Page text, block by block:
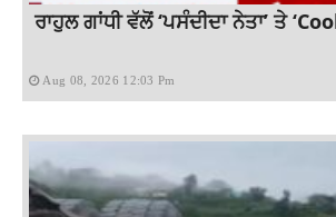
ਰਾਹੁਲ ਗਾਂਧੀ ਵੱਲੋਂ ‘ਪਸੰਦੀਦਾ ਨੇਤਾ’ ਤੇ
Aug 08, 2026 12:03 Pm